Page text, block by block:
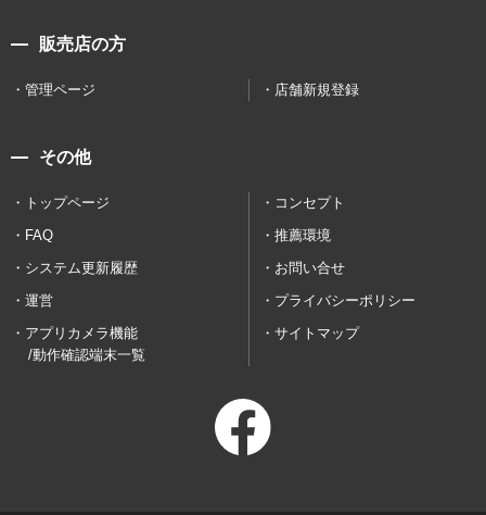
販売店の方
管理ページ 店舗新規登録
その他
トップページ
コンセプト
FAQ
推薦環境
システム更新履歴
お問い合せ
運営
プライバシーポリシー
アプリカメラ機能
/動作確認端末一覧
サイトマップ